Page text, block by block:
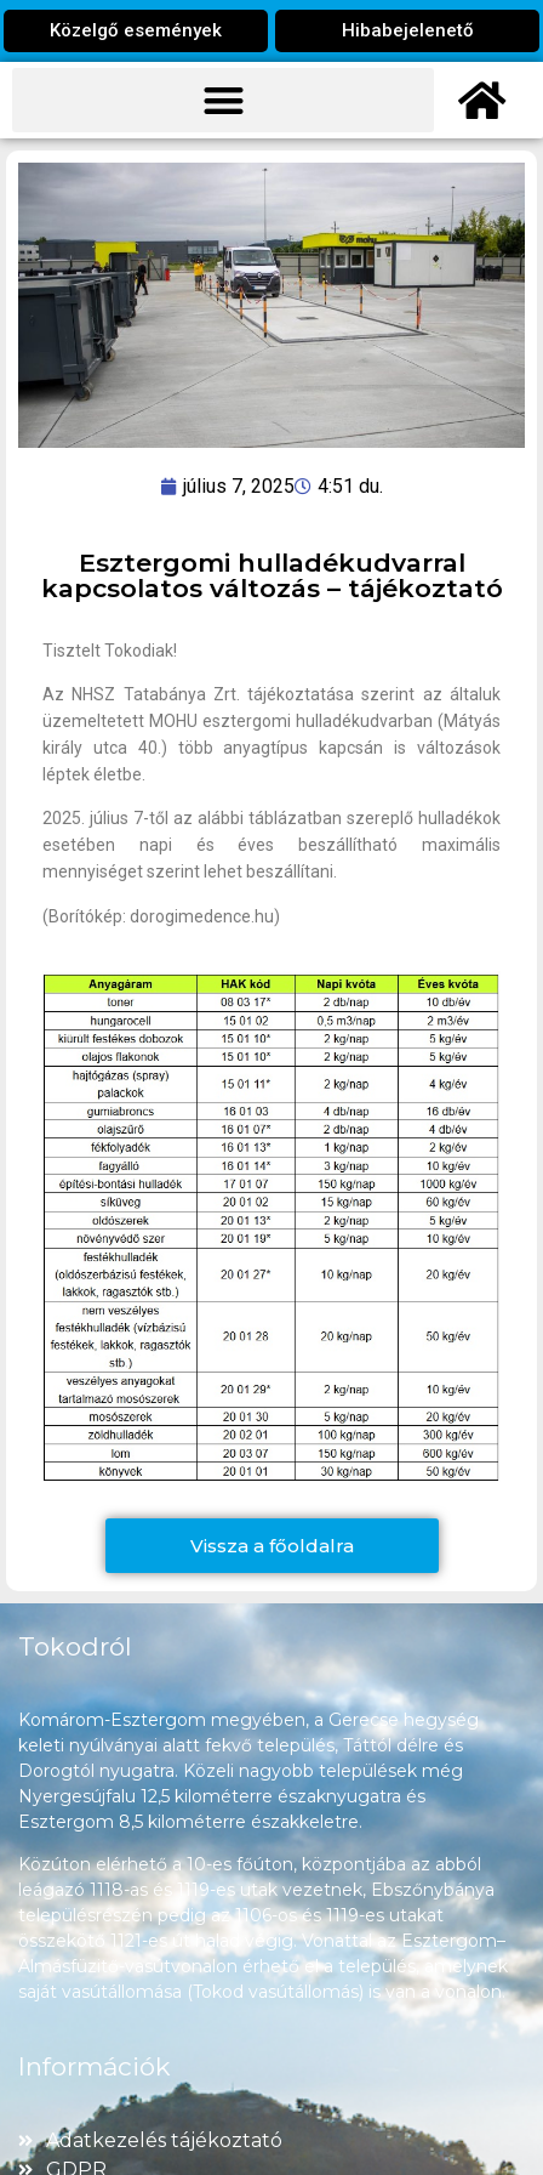
Közelgő események Hibabejelenető
július 7, 2025 4:51 du.
Esztergomi hulladékudvarral
kapcsolatos változás – tájékoztató
Tisztelt Tokodiak!
Az NHSZ Tatabánya Zrt. tájékoztatása szerint az általuk
üzemeltetett MOHU esztergomi hulladékudvarban (Mátyás
király utca 40.) több anyagtípus kapcsán is változások
léptek életbe.
2025. július 7-től az alábbi táblázatban szereplő hulladékok
esetében napi és éves beszállítható maximális
mennyiséget szerint lehet beszállítani.
(Borítókép: dorogimedence.hu)
Vissza a főoldalra
Tokodról
Komárom-Esztergom megyében, a Gerecse hegység
keleti nyúlványai alatt fekvő település, Táttól délre és
Dorogtól nyugatra. Közeli nagyobb települések még
Nyergesújfalu 12,5 kilométerre északnyugatra és
Esztergom 8,5 kilométerre északkeletre.
Közúton elérhető a 10-es főúton, központjába az abból
leágazó 1118-as és 1119-es utak vezetnek, Ebszőnybánya
településrészén pedig az 1106-os és 1119-es utakat
összekötő 1121-es út halad végig. Vonattal az Esztergom–
Almásfüzitő-vasútvonalon érhető el a település, amelynek
saját vasútállomása (Tokod vasútállomás) is van a vonalon.
Információk
Adatkezelés tájékoztató
GDPR